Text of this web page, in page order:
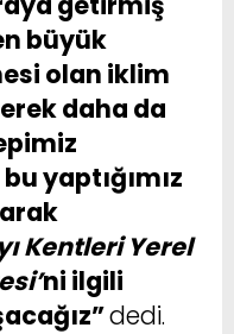
büyük
olan iklim
daha da
yaptığımız
Kentleri Yerel
ni ilgili
dedi.